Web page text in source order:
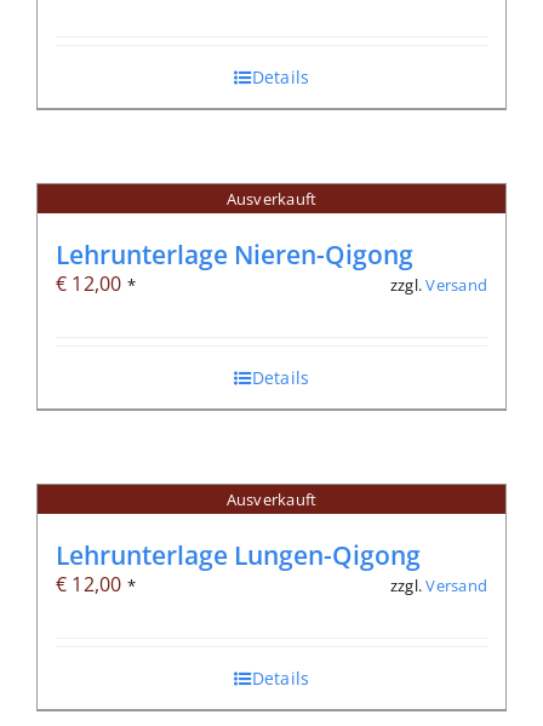
Details
Ausverkauft
Lehrunterlage Nieren-Qigong
€ 12,00 * zzgl.Versand
Details
Ausverkauft
Lehrunterlage Lungen-Qigong
€ 12,00 * zzgl.Versand
Details